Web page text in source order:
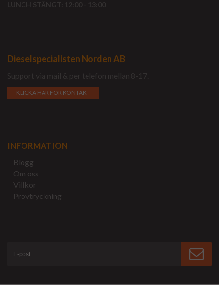
LUNCH STÄNGT: 12:00 - 13:00
Dieselspecialisten Norden AB
Support via mail & per telefon mellan 8-17.
KLICKA HÄR FÖR KONTAKT
INFORMATION
Blogg
Om oss
Villkor
Provtryckning